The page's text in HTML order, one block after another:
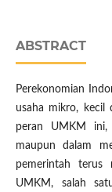
ABSTRACT
Perekonomian
usaha mikro, kecil
peran UMKM
maupun dalam
pemerintah terus
UMKM, salah